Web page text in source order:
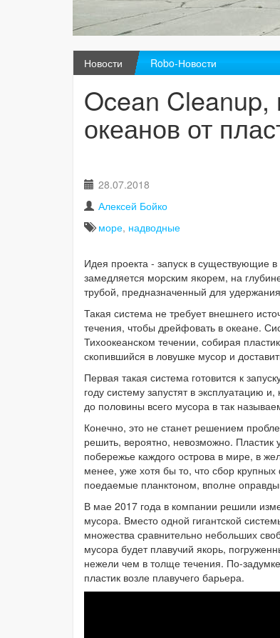
Новости Robo-Новости
Ocean Cleanup,
океанов от
28.07.2018
Алексей Бойко
море, надводные
Идея проекта - запуск в существующие
замедляется морским якорем, на
трубой, предназначенный для
Такая система не требует внешнего
течения, чтобы дрейфовать в океане.
Тихоокеанском течении, собирая
скопившийся в ловушке мусор и
Первая такая система готовится к
году систему запустят в эксплуатацию
до половины всего мусора в так
Конечно, это не станет решением
решить, вероятно, невозможно.
побережье каждого острова в мире, в
менее, уже хотя бы то, что сбор
поедаемые планктоном, вполне
В мае 2017 года в компании решили
мусора. Вместо одной гигантской
множества сравнительно небольших
мусора будет плавучий якорь,
нежели чем в толще течения. По-
пластик возле плавучего барьера.